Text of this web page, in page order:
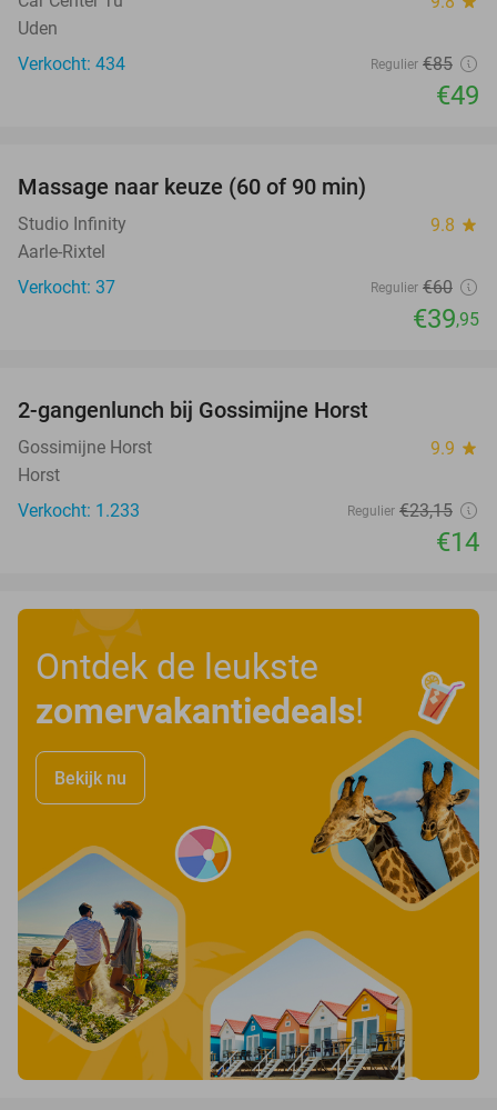
Uden
Verkocht: 434
Regulier €85
€49
Massage naar keuze (60 of 90 min)
Studio Infinity 9.8 star
Aarle-Rixtel
Verkocht: 37
Regulier €60
€39,95
2-gangenlunch bij Gossimijne Horst
Gossimijne Horst 9.9 star
Horst
Verkocht: 1.233
Regulier €23,15
€14
Ontdek de leukste
zomervakantiedeals!
Bekijk nu